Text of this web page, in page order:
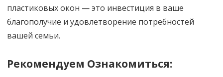
пластиковых окон — это инвестиция в ваше
благополучие и удовлетворение потребностей
вашей семьи.
Рекомендуем Ознакомиться: